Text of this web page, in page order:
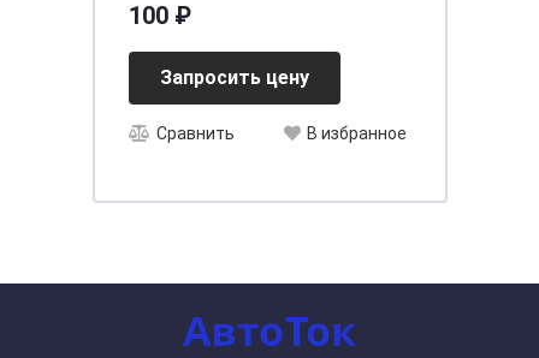
(БМ8-БМ8)
100 ₽
Запросить цену
Сравнить В избранное